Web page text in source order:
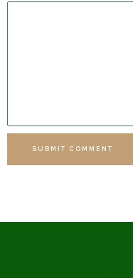
SUBMIT COMMENT